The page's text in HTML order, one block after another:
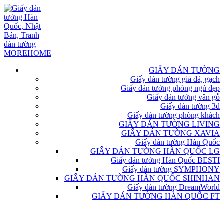
GIẤY DÁN TƯỜNG
Giấy dán tường giả đá, gạch
Giấy dán tường phòng ngủ đẹp
Giấy dán tường vân gỗ
Giấy dán tường 3d
Giấy dán tường phòng khách
GIẤY DÁN TƯỜNG LIVING
GIẤY DÁN TƯỜNG XAVIA
Giấy dán tường Hàn Quốc
GIẤY DÁN TƯỜNG HÀN QUỐC LG
Giấy dán tường Hàn Quốc BESTI
Giấy dán tường SYMPHONY
GIẤY DÁN TƯỜNG HÀN QUỐC SHINHAN
Giấy dán tường DreamWorld
GIẤY DÁN TƯỜNG HÀN QUỐC FT